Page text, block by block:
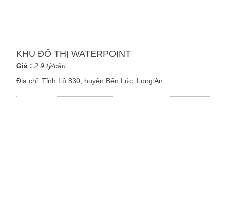
KHU ĐÔ THỊ WATERPOINT
Giá : 2.9 tỷ/căn
Địa chỉ:Tỉnh Lộ 830, huyện Bến Lức, Long An